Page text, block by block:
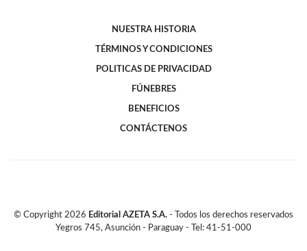
NUESTRA HISTORIA
TÉRMINOS Y CONDICIONES
POLITICAS DE PRIVACIDAD
FÚNEBRES
BENEFICIOS
CONTÁCTENOS
© Copyright 2026 Editorial AZETA S.A. - Todos los derechos reservados
Yegros 745, Asunción - Paraguay - Tel: 41-51-000